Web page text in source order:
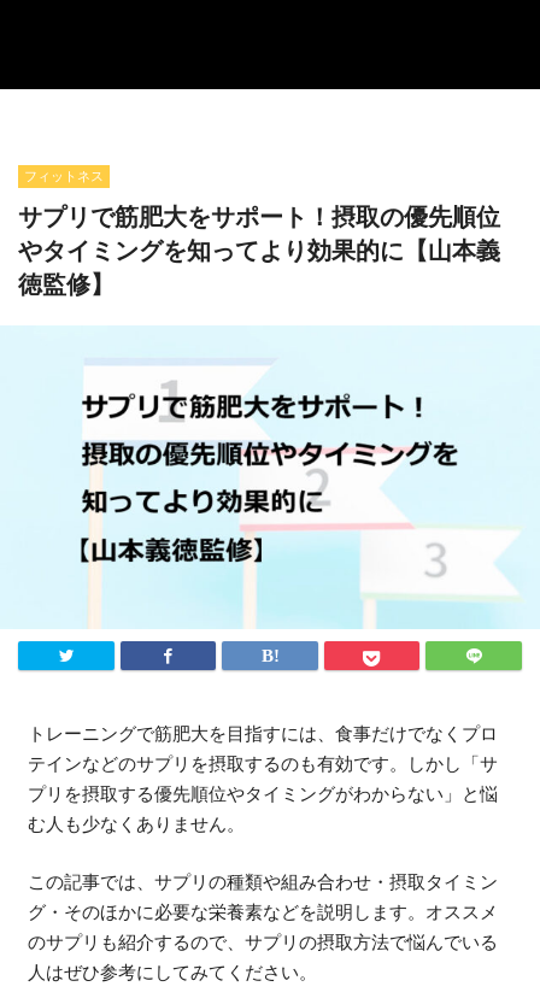
フィットネス
サプリで筋肥大をサポート！摂取の優先順位
やタイミングを知ってより効果的に【山本義
徳監修】
トレーニングで筋肥大を目指すには、食事だけでなくプロ
テインなどのサプリを摂取するのも有効です。しかし「サ
プリを摂取する優先順位やタイミングがわからない」と悩
む人も少なくありません。
この記事では、サプリの種類や組み合わせ・摂取タイミン
グ・そのほかに必要な栄養素などを説明します。オススメ
のサプリも紹介するので、サプリの摂取方法で悩んでいる
人はぜひ参考にしてみてください。